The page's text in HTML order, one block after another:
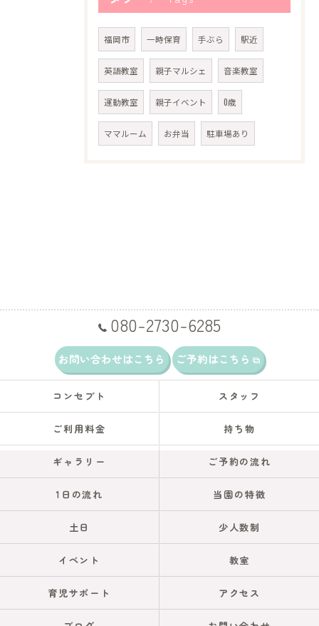
福岡市 一時保育 手ぶら 駅近
英語教室 親子マルシェ 音楽教室
運動教室 親子イベント 0歳
ママルーム お弁当 駐車場あり
080-2730-6285
お問い合わせはこちら ご予約はこちら
コンセプト スタッフ
ご利用料金 持ち物
ギャラリー ご予約の流れ
1日の流れ 当園の特徴
土日 少人数制
イベント 教室
育児サポート アクセス